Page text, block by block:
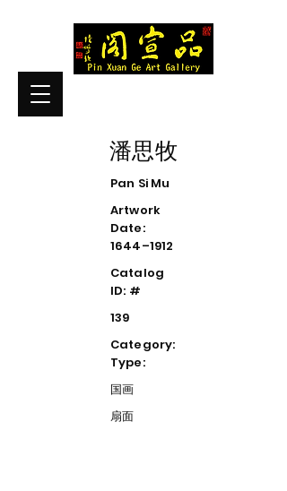
潘思牧
Pan Si Mu
Artwork
Date:
1644–1912
Catalog
ID: #
139
Category:
Type:
国画
扇面